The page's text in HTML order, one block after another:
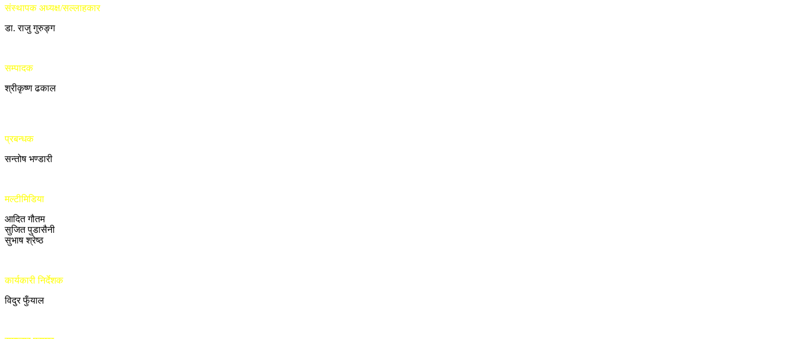
संस्थापक अध्यक्ष/सल्लाहकार
डा. राजु गुरुङ्ग
सम्पादक
श्रीकृष्ण ढकाल
प्रबन्धक
सन्तोष भण्डारी
मल्टीमिडिया
आदित गौतम
सुजित पुडासैनी
सुभाष श्रेष्ठ
कार्यकारी निर्देशक
विदुर फुँयाल